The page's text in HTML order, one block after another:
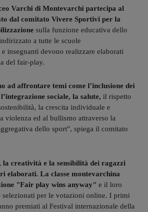
Varchi di Montevarchi partecipa al
dal comitato Vivere Sportivi per la
sulla funzione educativa dello
a tutte le scuole
e insegnanti devono realizzare elaborati
del fair-play.
ad affrontare temi come l’inclusione dei
sociale, la salute, il rispetto
la crescita individuale e
violenza ed al bullismo attraverso la
dello sport", spiega il comitato
creatività e la sensibilità dei ragazzi
elaborati. La classe montevarchina
"Fair play wins anyway" e il loro
per le votazioni online. I primi
premiati al Festival internazionale della